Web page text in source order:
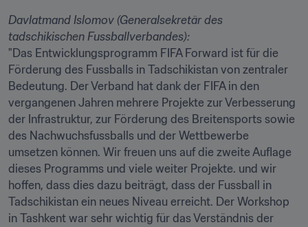
Davlatmand Islomov (Generalsekretär des
tadschikischen Fussballverbandes):
"Das Entwicklungsprogramm FIFA Forward ist für die
Förderung des Fussballs in Tadschikistan von zentraler
Bedeutung. Der Verband hat dank der FIFA in den
vergangenen Jahren mehrere Projekte zur Verbesserung
der Infrastruktur, zur Förderung des Breitensports sowie
des Nachwuchsfussballs und der Wettbewerbe
umsetzen können. Wir freuen uns auf die zweite Auflage
dieses Programms und viele weiter Projekte. und wir
hoffen, dass dies dazu beiträgt, dass der Fussball in
Tadschikistan ein neues Niveau erreicht. Der Workshop
in Tashkent war sehr wichtig für das Verständnis der